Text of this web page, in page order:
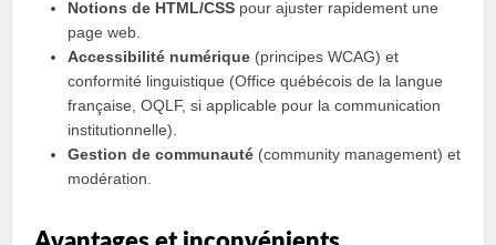
Notions de HTML/CSS pour ajuster rapidement une
page web.
Accessibilité numérique (principes WCAG) et
conformité linguistique (Office québécois de la langue
française, OQLF, si applicable pour la communication
institutionnelle).
Gestion de communauté (community management) et
modération.